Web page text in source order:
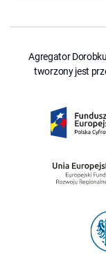
Agregator
tworzony jest